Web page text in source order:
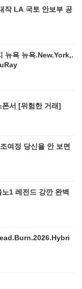
부 공
뉴욕 뉴욕.New.York,.
폰서 [위험한 거래]
여정 당신을 안 보면
1 레전드 강깐 완벽